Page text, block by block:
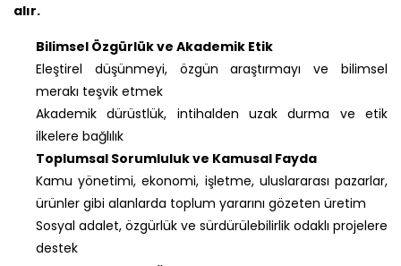
alır.
Bilimsel Özgürlük ve Akademik Etik
Eleştirel düşünmeyi, özgün araştırmayı ve bilimsel
merakı teşvik etmek
Akademik dürüstlük, intihalden uzak durma ve etik
ilkelere bağlılık
Toplumsal Sorumluluk ve Kamusal Fayda
Kamu yönetimi, ekonomi, işletme, uluslararası pazarlar,
ürünler gibi alanlarda toplum yararını gözeten üretim
Sosyal adalet, özgürlük ve sürdürülebilirlik odaklı projelere
destek